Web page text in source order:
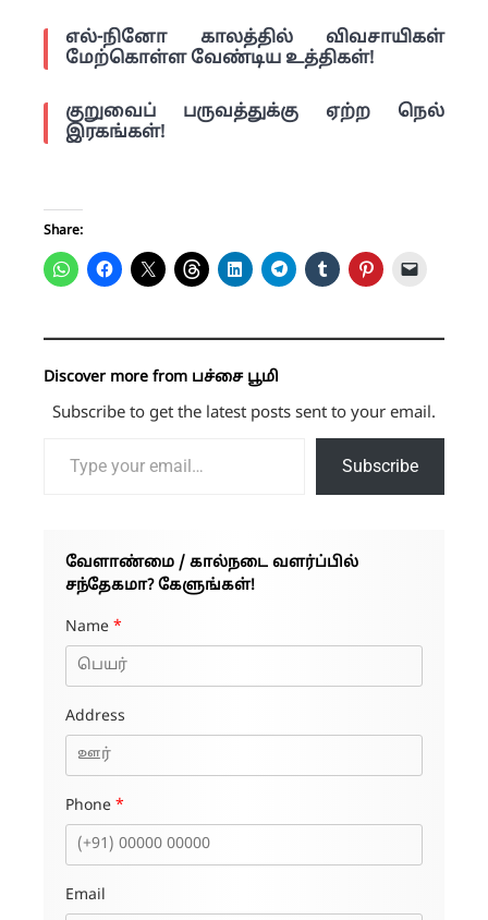
எல்-நினோ காலத்தில் விவசாயிகள்
மேற்கொள்ள வேண்டிய உத்திகள்!
குறுவைப் பருவத்துக்கு ஏற்ற நெல்
இரகங்கள்!
Share:
Discover more from பச்சை பூமி
Subscribe to get the latest posts sent to your email.
Subscribe
வேளாண்மை / கால்நடை வளர்ப்பில்
சந்தேகமா? கேளுங்கள்!
Name *
Address
Phone *
Email